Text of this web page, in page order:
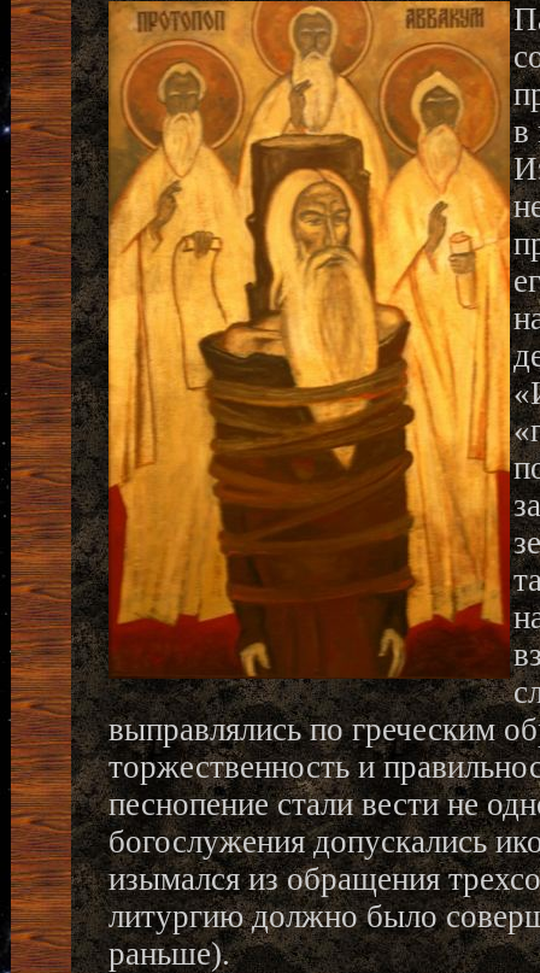
в
выправлялись по греческим
торжественность и
песнопение стали вести не
богослужения допускались
изымался из обращения
литургию должно было
раньше).